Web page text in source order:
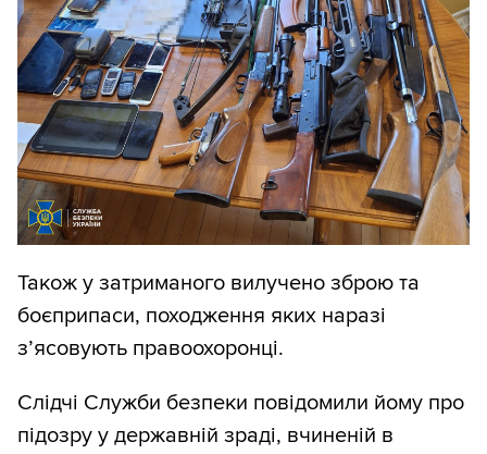
Також у затриманого вилучено зброю та
боєприпаси, походження яких наразі
з’ясовують правоохоронці.
Слідчі Служби безпеки повідомили йому про
підозру у державній зраді, вчиненій в